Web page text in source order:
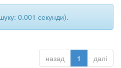
0.001 секунди).
назад 1 далі